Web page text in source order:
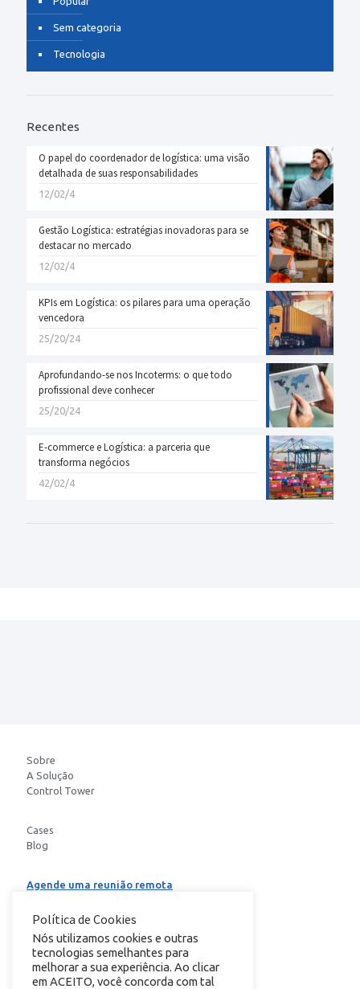
Sem categoria
Tecnologia
Recentes
O papel do coordenador de logística: uma visão
detalhada de suas responsabilidades
12/02/4
Gestão Logística: estratégias inovadoras para se
destacar no mercado
12/02/4
KPIs em Logística: os pilares para uma operação
vencedora
25/20/24
Aprofundando-se nos Incoterms: o que todo
profissional deve conhecer
25/20/24
E-commerce e Logística: a parceria que
transforma negócios
42/02/4
Sobre
A Solução
Control Tower
Cases
Blog
Agende uma reunião remota
conheça nosso
Política de Cookies
Nós utilizamos cookies e outras
tecnologias semelhantes para
melhorar a sua experiência. Ao clicar
em ACEITO, você concorda com tal